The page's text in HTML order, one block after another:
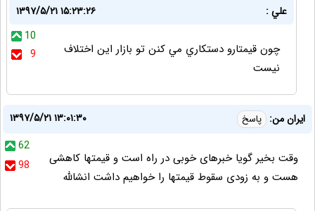
علي :
۱۳۹۷/۵/۲۱ ۱۵:۲۳:۲۶
10
9
چون قيمتارو دستكاري مي كنن تو بازار اين اختلاف
نيست
ایران من: پاسخ
۱۳۹۷/۵/۲۱ ۱۳:۰۱:۳۰
62
98
وقت بخیر گویا خبرهای خوبی در راه است و قیمتها كاهشی
هست و به زودی سقوط قیمتها را خواهیم داشت انشالله